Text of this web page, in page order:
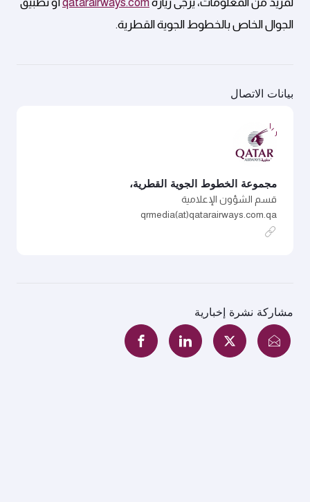
الجوال الخاص بالخطوط الجوية القطرية.
بيانات الاتصال
مجموعة الخطوط الجوية القطرية،
قسم الشؤون الإعلامية
qrmedia(at)qatarairways.com.qa
مشاركة نشرة إخبارية